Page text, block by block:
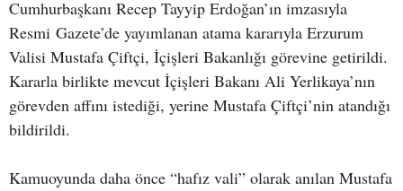
Cumhurbaşkanı Recep Tayyip Erdoğan’ın imzasıyla
Resmi Gazete’de yayımlanan atama kararıyla Erzurum
Valisi Mustafa Çiftçi, İçişleri Bakanlığı görevine getirildi.
Kararla birlikte mevcut İçişleri Bakanı Ali Yerlikaya’nın
görevden affını istediği, yerine Mustafa Çiftçi’nin atandığı
bildirildi.
Kamuoyunda daha önce “hafız vali” olarak anılan Mustafa